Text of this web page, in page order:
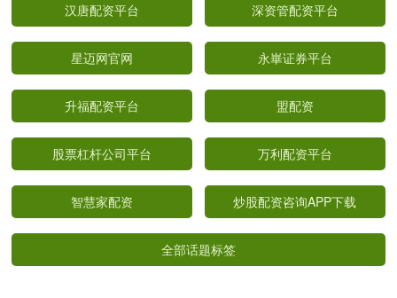
汉唐配资平台 深资管配资平台
星迈网官网 永崋证券平台
升福配资平台 盟配资
股票杠杆公司平台 万利配资平台
智慧家配资 炒股配资咨询APP下载
全部话题标签